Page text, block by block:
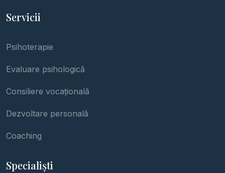
Servicii
Psihoterapie
Evaluare psihologică
Consiliere vocațională
Dezvoltare personală
Coaching
Specialiști